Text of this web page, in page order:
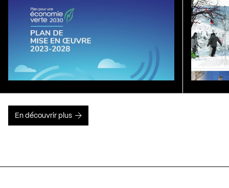
En découvrir plus